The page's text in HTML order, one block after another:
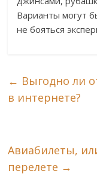
Варианты могут
не бояться
← Выгодно ли
в интернете?
Авиабилеты,
перелете →